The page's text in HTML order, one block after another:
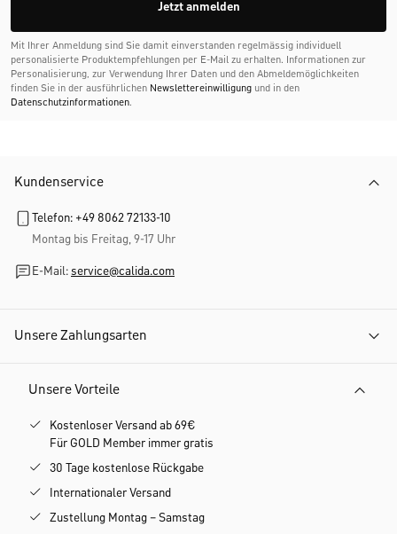
Jetzt anmelden
Mit Ihrer Anmeldung sind Sie damit einverstanden regelmässig individuell
personalisierte Produktempfehlungen per E-Mail zu erhalten. Informationen zur
Personalisierung, zur Verwendung Ihrer Daten und den Abmelde­möglichkeiten
finden Sie in der ausführlichen Newslettereinwilligung und in den
Datenschutzinformationen.
Kundenservice
Telefon: +49 8062 72133-10
Montag bis Freitag, 9-17 Uhr
E-Mail: service@calida.com
Unsere Zahlungsarten
Unsere Vorteile
Kostenloser Versand ab 69€
Für GOLD Member immer gratis
30 Tage kostenlose Rückgabe
Internationaler Versand
Zustellung Montag – Samstag